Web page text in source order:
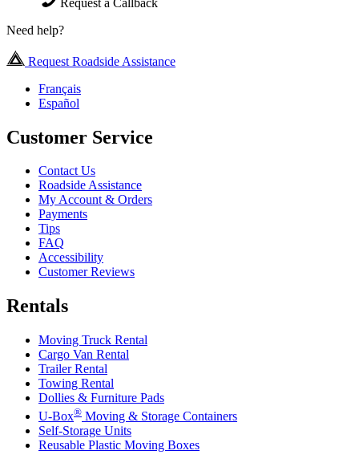
Need help?
Request Roadside Assistance
Français
Español
Customer Service
Contact Us
Roadside Assistance
My Account & Orders
Payments
Tips
FAQ
Accessibility
Customer Reviews
Rentals
Moving Truck Rental
Cargo Van Rental
Trailer Rental
Towing Rental
Dollies & Furniture Pads
U-Box® Moving & Storage Containers
Self-Storage Units
Reusable Plastic Moving Boxes